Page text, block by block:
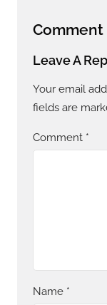
Comment
Leave A
Your email
fields are
Comment *
Name *